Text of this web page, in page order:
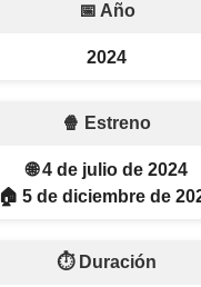
📅 Año
2024
🍿 Estreno
🌐 4 de julio de 2024
🏠 5 de diciembre de
⏱️ Duración